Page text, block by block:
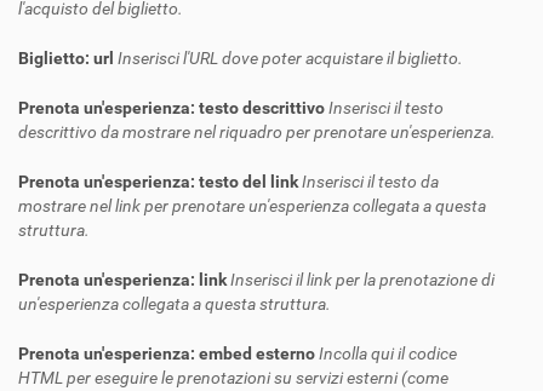
l'acquisto del biglietto.
Biglietto: url Inserisci l'URL dove poter acquistare il biglietto.
Prenota un'esperienza: testo descrittivoInserisci il testo
descrittivo da mostrare nel riquadro per prenotare un'esperienza.
Prenota un'esperienza: testo del linkInserisci il testo da
mostrare nel link per prenotare un'esperienza collegata a questa
struttura.
Prenota un'esperienza: linkInserisci il link per la prenotazione di
un'esperienza collegata a questa struttura.
Prenota un'esperienza: embed esternoIncolla qui il codice
HTML per eseguire le prenotazioni su servizi esterni (come